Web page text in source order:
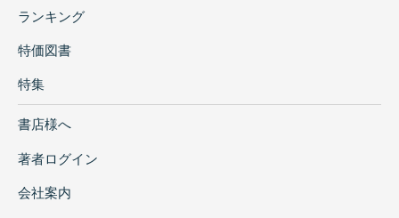
ランキング
特価図書
特集
書店様へ
著者ログイン
会社案内